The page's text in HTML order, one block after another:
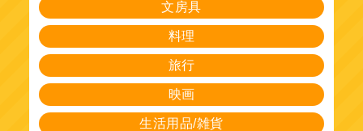
文房具
料理
旅行
映画
生活用品/雑貨